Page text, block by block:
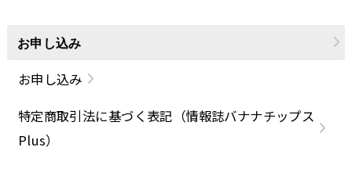
お申し込み
お申し込み
特定商取引法に基づく表記（情報誌バナナチップス
Plus）